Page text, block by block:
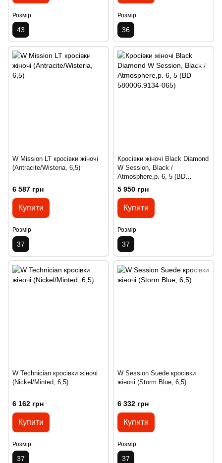
Розмір
43
Розмір
36
W Mission LT кросівки жіночі
(Antracite/Wisteria, 6,5)
6 587 грн
Купити
Розмір
37
Кросівки жіночі Black Diamond
W Session, Black /
Atmosphere,р. 6, 5 (BD
580006.9134-065)
5 950 грн
Купити
Розмір
37
W Technician кросівки жіночі
(Nickel/Minted, 6,5)
6 162 грн
Купити
Розмір
37
W Session Suede кросівки
жіночі (Storm Blue, 6,5)
6 332 грн
Купити
Розмір
37